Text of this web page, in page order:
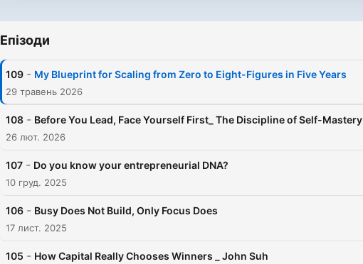
Епізоди
109 - My Blueprint for Scaling from Zero to Eight-Figures in Five Years
29 травень 2026
108 - Before You Lead, Face Yourself First_ The Discipline of Self-Mastery
26 лют. 2026
107 - Do you know your entrepreneurial DNA?
10 груд. 2025
106 - Busy Does Not Build, Only Focus Does
17 лист. 2025
105 - How Capital Really Chooses Winners _ John Suh